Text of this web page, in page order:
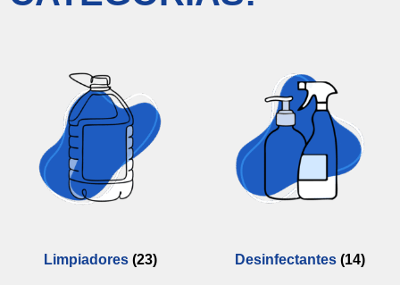
Limpiadores (23) Desinfectantes (14)